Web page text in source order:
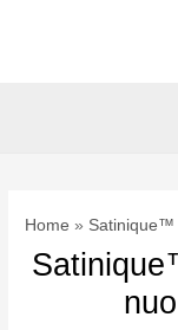
Home Satinique™